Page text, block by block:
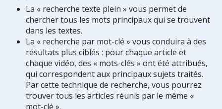
La « recherche texte plein » vous permet de
chercher tous les mots principaux qui se trouvent
dans les textes.
La « recherche par mot-clé » vous conduira à des
résultats plus ciblés : pour chaque article et
chaque vidéo, des « mots-clés » ont été attribués,
qui correspondent aux principaux sujets traités.
Par cette technique de recherche, vous pourrez
trouver tous les articles réunis par le même «
mot-clé ».